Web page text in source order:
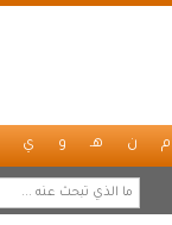
م ن هـ و ي